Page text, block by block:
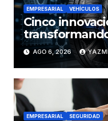
EMPRESARIAL VEHÍCULOS
Cinco
los
futuro de la
AGO 6, 2026
EMPRESARIAL SEGURIDAD